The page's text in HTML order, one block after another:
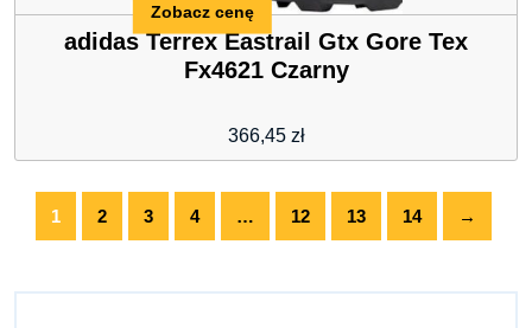
adidas Terrex Eastrail Gtx Gore Tex
Fx4621 Czarny
366,45 zł
Zobacz cenę
1 2 3 4 … 12 13 14 →